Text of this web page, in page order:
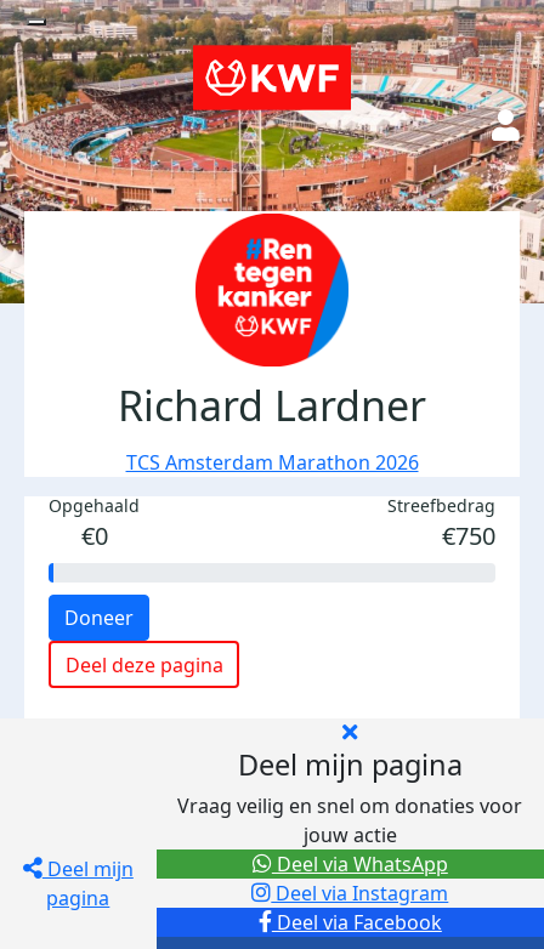
Richard Lardner
TCS Amsterdam Marathon 2026
Opgehaald
€0
Streefbedrag
€750
Doneer
Deel deze pagina
Deel mijn
pagina
Deel mijn pagina
Vraag veilig en snel om donaties voor
jouw actie
Deel via Facebook
Deel via Instagram
Deel via WhatsApp